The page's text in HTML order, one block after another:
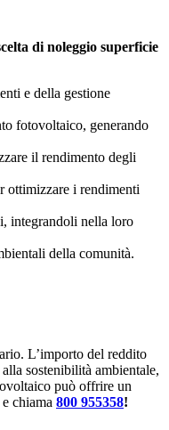
di noleggio superficie
e della gestione
fotovoltaico, generando
il rendimento degli
ottimizzare i rendimenti
integrandoli nella loro
della comunità.
L’importo del reddito
sostenibilità ambientale,
può offrire un
chiama 800 955358!